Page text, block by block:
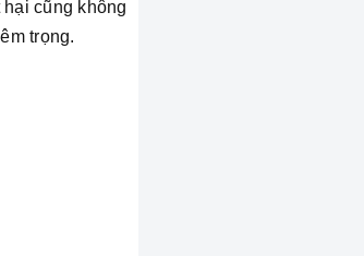
cũng không
trọng.